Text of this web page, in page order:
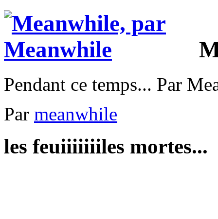
Pendant ce temps... Par
Par meanwhile
les feuiiiiiiiles mortes...